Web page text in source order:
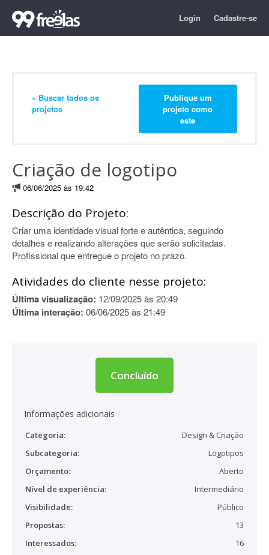
Login Cadastre-se
« Buscar todos os
projetos
Publique um
projeto como
este
Criação de logotipo
06/06/2025 às 19:42
Descrição do Projeto:
Criar uma identidade visual forte e autêntica, seguindo
detalhes e realizando alterações que serão solicitadas.
Profissional que entregue o projeto no prazo.
Atividades do cliente nesse projeto:
Última visualização: 12/09/2025 às 20:49
Última interação: 06/06/2025 às 21:49
Concluído
Informações adicionais
Categoria:
Design & Criação
Subcategoria:
Logotipos
Orçamento:
Aberto
Nível de experiência:
Intermediário
Visibilidade:
Público
Propostas:
13
Interessados:
16